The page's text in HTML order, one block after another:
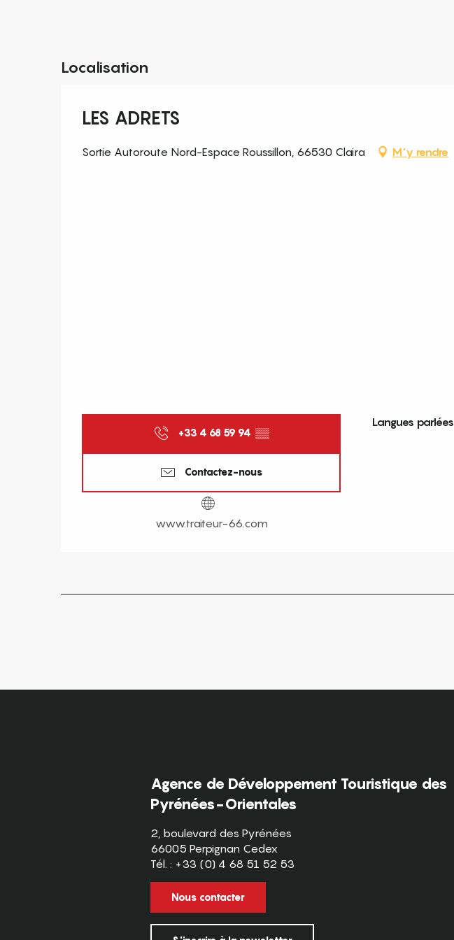
Localisation
LES ADRETS
Sortie Autoroute Nord-Espace Roussillon, 66530 Claira M'y rendre
+33 4 68 59 94 ▒▒
Contactez-nous
www.traiteur-66.com
Langues parlées
Langues parlées
Agence de Développement Touristique des
Pyrénées-Orientales
2, boulevard des Pyrénées
66005 Perpignan Cedex
Tél. : +33 (0) 4 68 51 52 53
Nous contacter